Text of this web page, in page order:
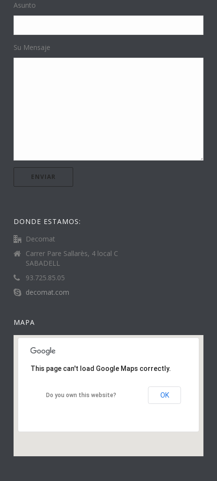
Asunto
Su Mensaje
DONDE ESTAMOS:
Decomat
Carrer Pare Sallarès, 4 local C
SABADELL
93.725.85.05
decomat.com
MAPA
This page can't load Google Maps correctly.
Do you own this website? OK